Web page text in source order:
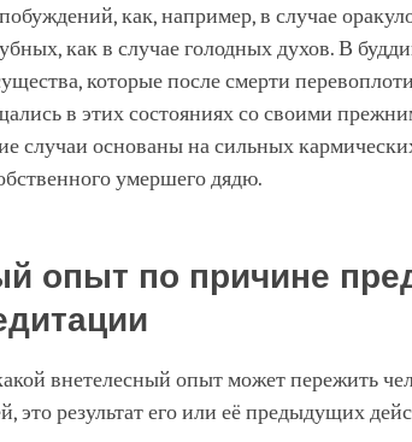
как, например, в случае
как в случае голодных духов. В
которые после смерти
в этих состояниях со своими
случаи основаны на сильных
умершего дядю.
опыт по причине
внетелесный опыт может пережить
это результат его или её предыдущих